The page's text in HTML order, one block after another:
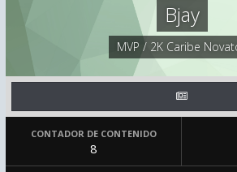
Bjay
MVP / 2K Caribe
CONTADOR DE CONTENIDO
8